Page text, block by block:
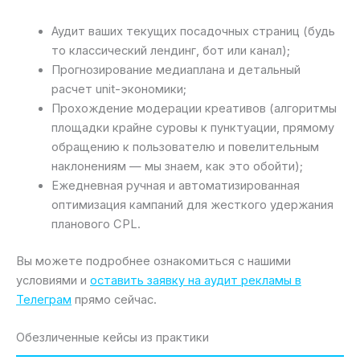
Аудит ваших текущих посадочных страниц (будь
то классический лендинг, бот или канал);
Прогнозирование медиаплана и детальный
расчет unit-экономики;
Прохождение модерации креативов (алгоритмы
площадки крайне суровы к пунктуации, прямому
обращению к пользователю и повелительным
наклонениям — мы знаем, как это обойти);
Ежедневная ручная и автоматизированная
оптимизация кампаний для жесткого удержания
планового CPL.
Вы можете подробнее ознакомиться с нашими
условиями и оставить заявку на аудит рекламы в
Телеграм прямо сейчас.
Обезличенные кейсы из практики